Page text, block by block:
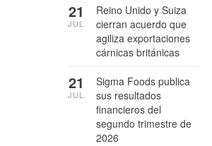
Reino Unido y Suiza
cierran acuerdo que
agiliza exportaciones
cárnicas británicas
21
JUL
Sigma Foods publica
sus resultados
financieros del
segundo trimestre de
2026
21
JUL